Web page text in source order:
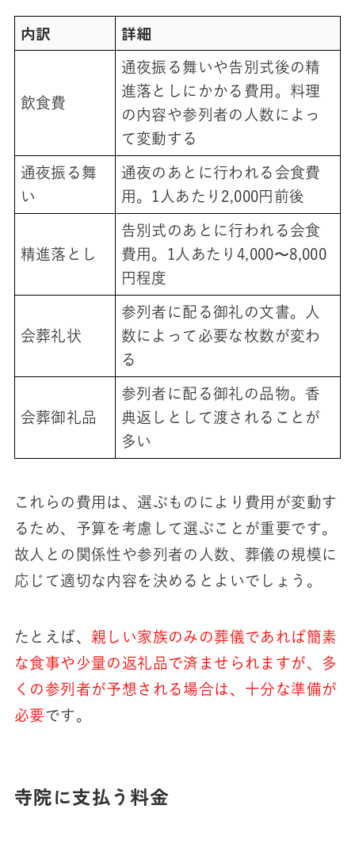
内訳 詳細
飲食費
通夜振る舞いや告別式後の精
進落としにかかる費用。料理
の内容や参列者の人数によっ
て変動する
通夜振る舞
い
通夜のあとに行われる会食費
用。1人あたり2,000円前後
精進落とし
告別式のあとに行われる会食
費用。1人あたり4,000〜8,000
円程度
会葬礼状
参列者に配る御礼の文書。人
数によって必要な枚数が変わ
る
会葬御礼品
参列者に配る御礼の品物。香
典返しとして渡されることが
多い
これらの費用は、選ぶものにより費用が変動す
るため、予算を考慮して選ぶことが重要です。
故人との関係性や参列者の人数、葬儀の規模に
応じて適切な内容を決めるとよいでしょう。
たとえば、 親しい家族のみの葬儀であれば簡素
な食事や少量の返礼品で済ませられますが、多
くの参列者が予想される場合は、十分な準備が
必要 です。
寺院に支払う料金